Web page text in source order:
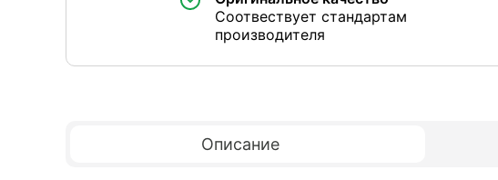
Соотвествует стандартам
производителя
Описание